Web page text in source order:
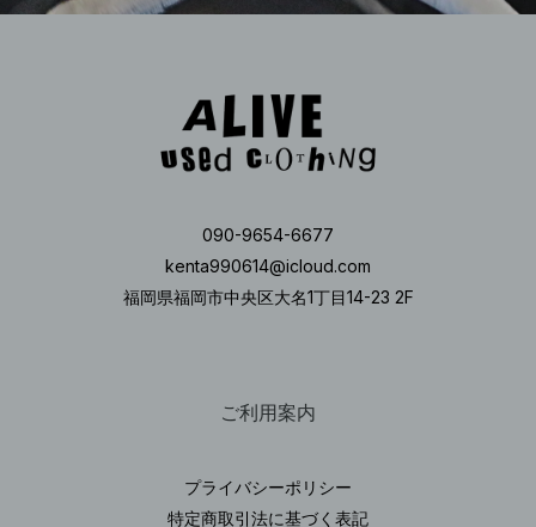
090-9654-6677
kenta990614@icloud.com
福岡県福岡市中央区大名1丁目14-23 2F
ご利用案内
プライバシーポリシー
特定商取引法に基づく表記